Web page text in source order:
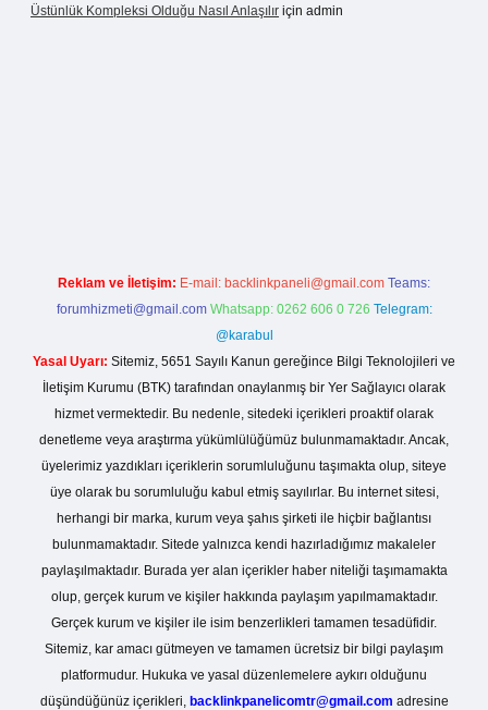
Üstünlük Kompleksi Olduğu Nasıl Anlaşılır için admin
Reklam ve İletişim: E-mail: backlinkpaneli@gmail.com Teams:
forumhizmeti@gmail.com Whatsapp: 0262 606 0 726 Telegram:
@karabul
Yasal Uyarı: Sitemiz, 5651 Sayılı Kanun gereğince Bilgi Teknolojileri ve
İletişim Kurumu (BTK) tarafından onaylanmış bir Yer Sağlayıcı olarak
hizmet vermektedir. Bu nedenle, sitedeki içerikleri proaktif olarak
denetleme veya araştırma yükümlülüğümüz bulunmamaktadır. Ancak,
üyelerimiz yazdıkları içeriklerin sorumluluğunu taşımakta olup, siteye
üye olarak bu sorumluluğu kabul etmiş sayılırlar. Bu internet sitesi,
herhangi bir marka, kurum veya şahıs şirketi ile hiçbir bağlantısı
bulunmamaktadır. Sitede yalnızca kendi hazırladığımız makaleler
paylaşılmaktadır. Burada yer alan içerikler haber niteliği taşımamakta
olup, gerçek kurum ve kişiler hakkında paylaşım yapılmamaktadır.
Gerçek kurum ve kişiler ile isim benzerlikleri tamamen tesadüfidir.
Sitemiz, kar amacı gütmeyen ve tamamen ücretsiz bir bilgi paylaşım
platformudur. Hukuka ve yasal düzenlemelere aykırı olduğunu
düşündüğünüz içerikleri, backlinkpanelicomtr@gmail.com adresine